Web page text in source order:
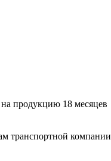
на продукцию 18 месяцев
транспортной компании